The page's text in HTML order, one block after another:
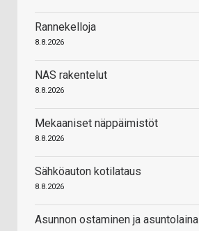
Rannekelloja
8.8.2026
NAS rakentelut
8.8.2026
Mekaaniset näppäimistöt
8.8.2026
Sähköauton kotilataus
8.8.2026
Asunnon ostaminen ja asuntolaina